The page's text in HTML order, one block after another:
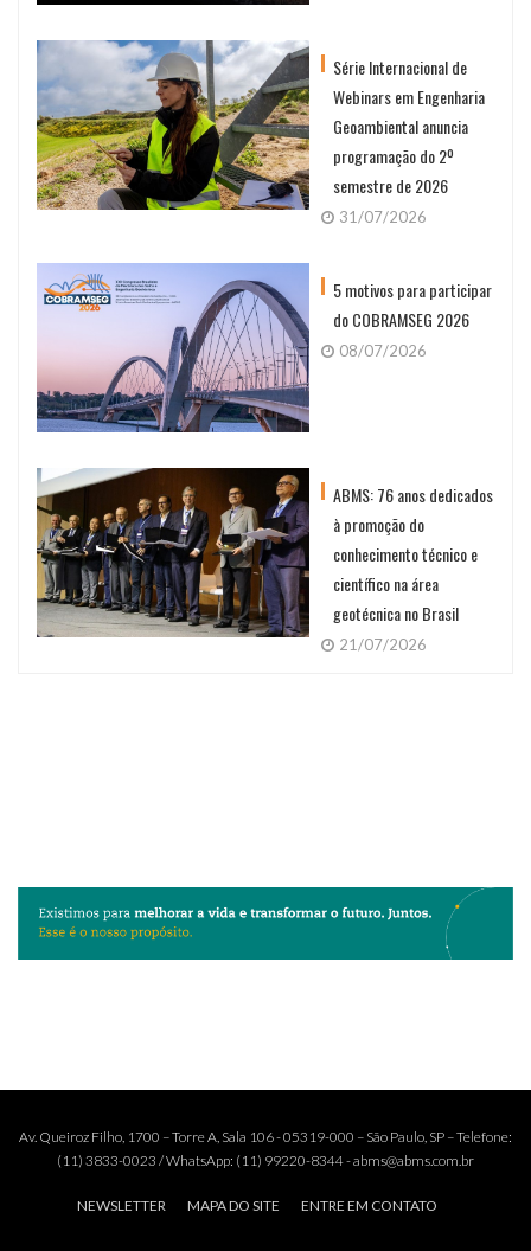
Série Internacional de
Webinars em Engenharia
Geoambiental anuncia
programação do 2º
semestre de 2026
31/07/2026
5 motivos para participar
do COBRAMSEG 2026
08/07/2026
ABMS: 76 anos dedicados
à promoção do
conhecimento técnico e
científico na área
geotécnica no Brasil
21/07/2026
Av. Queiroz Filho, 1700 – Torre A, Sala 106 - 05319-000 – São Paulo, SP – Telefone:
(11) 3833-0023 / WhatsApp: (11) 99220-8344 - abms@abms.com.br
NEWSLETTER MAPA DO SITE ENTRE EM CONTATO